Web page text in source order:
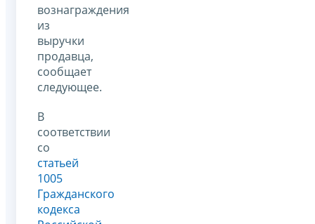
вознаграждения
из
выручки
продавца,
сообщает
следующее.
В
соответствии
со
статьей
1005
Гражданского
кодекса